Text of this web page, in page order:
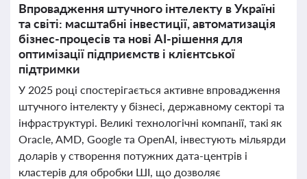
Впровадження штучного інтелекту в Україні
та світі: масштабні інвестиції, автоматизація
бізнес-процесів та нові AI-рішення для
оптимізації підприємств і клієнтської
підтримки
У 2025 році спостерігається активне впровадження
штучного інтелекту у бізнесі, державному секторі та
інфраструктурі. Великі технологічні компанії, такі як
Oracle, AMD, Google та OpenAI, інвестують мільярди
доларів у створення потужних дата-центрів і
кластерів для обробки ШІ, що дозволяє